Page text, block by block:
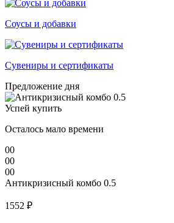
Соусы и добавки
Сувениры и сертификаты
Предложение дня
Успей купить
Осталось мало времени
00
00
00
Антикризисный комбо 0.5
1552 ₽